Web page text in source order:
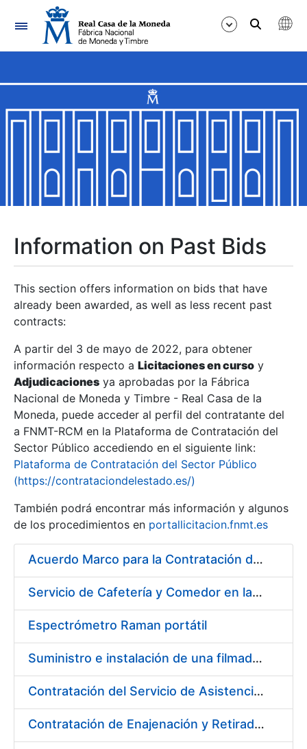
Navigation
Show/Hide
Show/Hide
Show/Hide
Show/Hide
Show/Hide
Show/Hide
Information on Past Bids
This section offers information on bids that have
already been awarded, as well as less recent past
contracts:
A partir del 3 de mayo de 2022, para obtener
información respecto a Licitaciones en curso y
Adjudicaciones ya aprobadas por la Fábrica
Nacional de Moneda y Timbre - Real Casa de la
Moneda, puede acceder al perfil del contratante del
a FNMT-RCM en la Plataforma de Contratación del
Sector Público accediendo en el siguiente link:
Plataforma de Contratación del Sector Público
(https://contrataciondelestado.es/)
También podrá encontrar más información y algunos
de los procedimientos en portallicitacion.fnmt.es
Acuerdo Marco para la Contratación del Suministro de Material de Ferretería
Servicio de Cafetería y Comedor en la sede central de la Fábrica Nacional de Moneda y Timbre-Real Casa de la Moneda en Madrid
Espectrómetro Raman portátil
Suministro e instalación de una filmadora de plantillas pásticas
Contratación del Servicio de Asistencia Sanitaria de Enfermería de Urgencias
Contratación de Enajenación y Retirada de residuos de PVC, policarbonato y plásticos durante el año 2021